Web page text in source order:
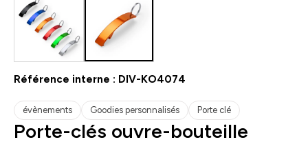
Référence interne : DIV-KO4074
évènements Goodies personnalisés Porte clé
Porte-clés ouvre-bouteille